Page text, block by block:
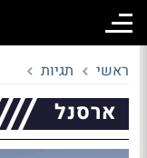
ראשי תגיות
ארסנל